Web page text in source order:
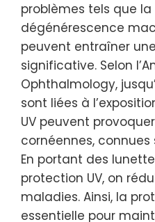
problèmes tels que
dégénérescence
peuvent entraîner
significative. Selon
Ophthalmology,
sont liées à
UV peuvent
cornéennes, connues
En portant des
protection UV, on
maladies. Ainsi, la
essentielle pour